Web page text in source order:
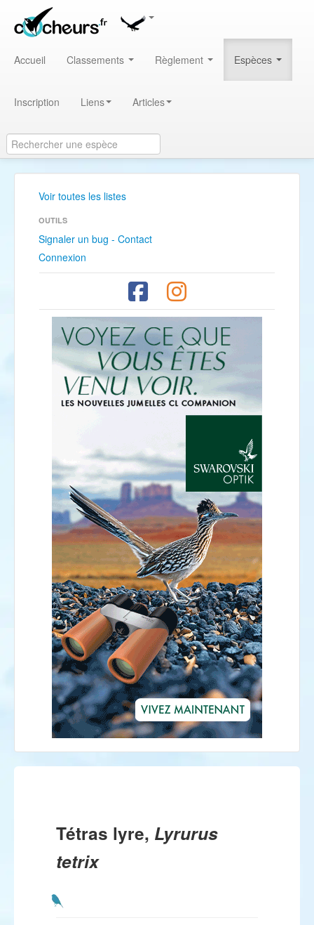
Accueil Classements Règlement Espèces
Inscription Liens Articles
Voir toutes les listes
OUTILS
Signaler un bug - Contact
Connexion
Tétras lyre, Lyrurus
tetrix